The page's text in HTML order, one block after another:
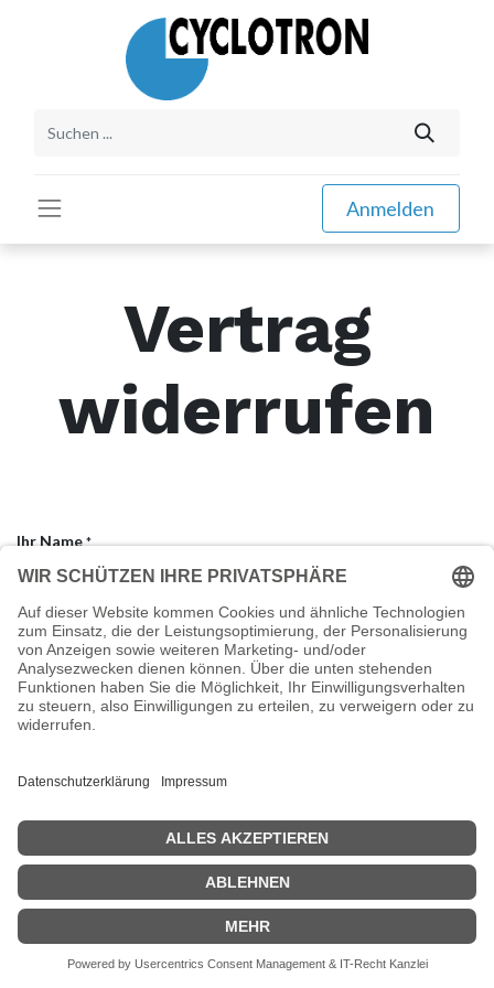
Anmelden
Vertrag
widerrufen
Ihr Name *
Ihre E-Mail *
Betreff *
Bestellnummer
Ich stimme der Speicherung und Verarbeitung meiner
personenbezogenen Daten gemäß
Datenschutzerklärungzu.